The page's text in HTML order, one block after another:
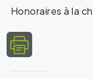
Honoraires à la